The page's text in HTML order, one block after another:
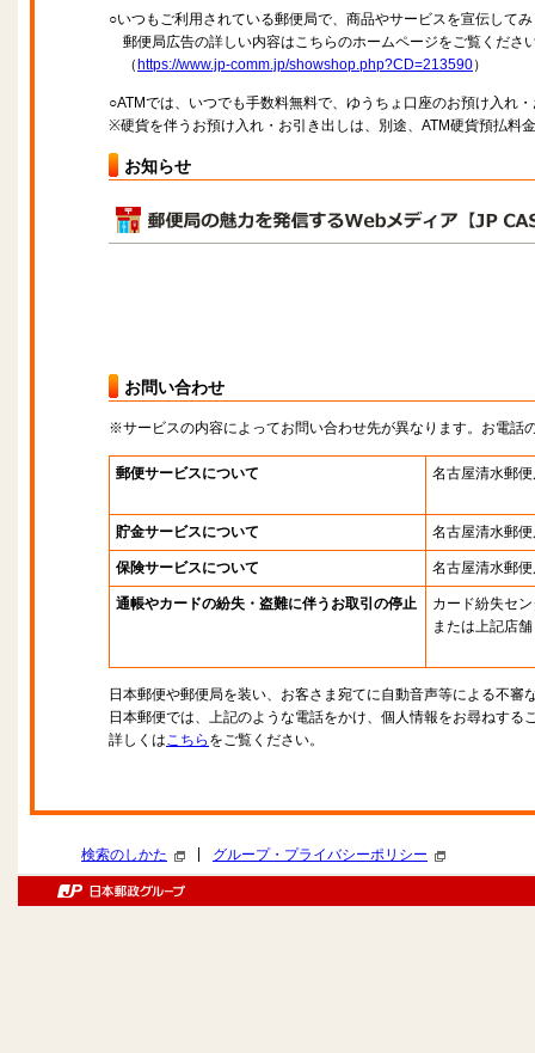
○いつもご利用されている郵便局で、商品やサービスを宣伝して
郵便局広告の詳しい内容はこちらのホームページをご覧くださ
（ https://www.jp-comm.jp/showshop.php?CD=213590）
○ATMでは、いつでも手数料無料で、ゆうちょ口座のお預け入れ
※硬貨を伴うお預け入れ・お引き出しは、別途、ATM硬貨預払料
お知らせ
お問い合わせ
※サービスの内容によってお問い合わせ先が異なります。お電話
郵便サービスについて 名古屋清水郵
貯金サービスについて 名古屋清水郵
保険サービスについて 名古屋清水郵
通帳やカードの紛失・盗難に伴うお取引の停止
カード紛失セ
または上記店舗
日本郵便や郵便局を装い、お客さま宛てに自動音声等による不審
日本郵便では、上記のような電話をかけ、個人情報をお尋ねする
詳しくはこちら をご覧ください。
検索のしかた グループ・プライバシーポリシー